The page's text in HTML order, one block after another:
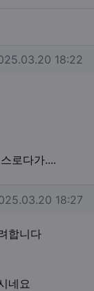
일 18:22
로다가....
일 18:27
합니다
네요